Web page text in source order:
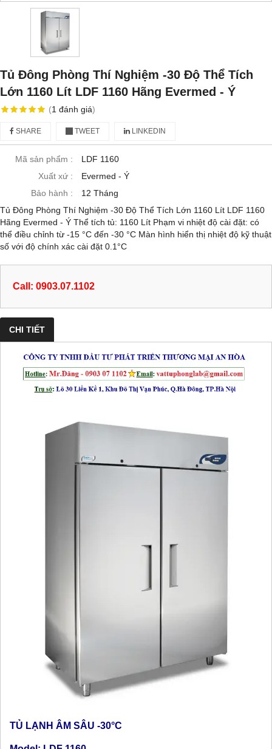
Tủ Đông Phòng Thí Nghiệm -30 Độ Thể Tích
Lớn 1160 Lít LDF 1160 Hãng Evermed - Ý
(1 đánh giá)
SHARE TWEET LINKEDIN
Mã sản phẩm :
LDF 1160
Xuất xứ :
Evermed - Ý
Bảo hành :
12 Tháng
Tủ Đông Phòng Thí Nghiệm -30 Độ Thể Tích Lớn 1160 Lít LDF 1160
Hãng Evermed - Ý Thể tích tủ: 1160 Lít Phạm vi nhiệt độ cài đặt: có
thể điều chỉnh từ -15 °C đến -30 °C Màn hình hiển thị nhiệt độ kỹ thuật
số với độ chính xác cài đặt 0.1°C
Call: 0903.07.1102
CHI TIẾT
TỦ LẠNH ÂM SÂU -30°C